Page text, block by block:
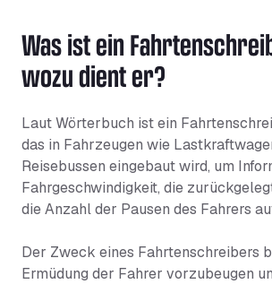
Was ist ein
wozu dient er?
Laut Wörterbuch ist ein
das in Fahrzeugen wie
Reisebussen eingebaut wird, um
Fahrgeschwindigkeit, die
die Anzahl der Pausen des Fahrers
Der Zweck eines Fahrtenschreibers
Ermüdung der Fahrer vorzubeugen